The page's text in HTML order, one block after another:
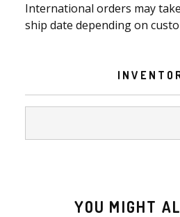
International orders may
ship date depending on
YOU MIGHT